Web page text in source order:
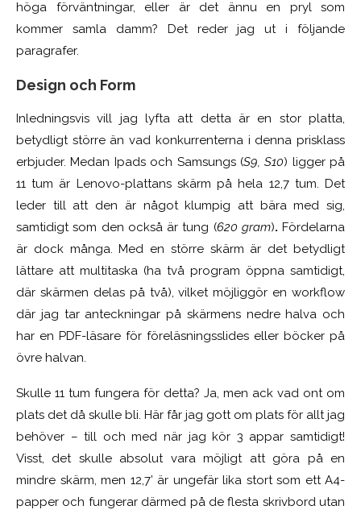
höga förväntningar, eller är det ännu en pryl som
kommer samla damm? Det reder jag ut i följande
paragrafer.
Design och Form
Inledningsvis vill jag lyfta att detta är en stor platta,
betydligt större än vad konkurrenterna i denna prisklass
erbjuder. Medan Ipads och Samsungs (S9, S10) ligger på
11 tum är Lenovo-plattans skärm på hela 12,7 tum. Det
leder till att den är något klumpig att bära med sig,
samtidigt som den också är tung (620 gram). Fördelarna
är dock många. Med en större skärm är det betydligt
lättare att multitaska (ha två program öppna samtidigt,
där skärmen delas på två), vilket möjliggör en workflow
där jag tar anteckningar på skärmens nedre halva och
har en PDF-läsare för föreläsningsslides eller böcker på
övre halvan.
Skulle 11 tum fungera för detta? Ja, men ack vad ont om
plats det då skulle bli. Här får jag gott om plats för allt jag
behöver – till och med när jag kör 3 appar samtidigt!
Visst, det skulle absolut vara möjligt att göra på en
mindre skärm, men 12,7’ är ungefär lika stort som ett A4-
papper och fungerar därmed på de flesta skrivbord utan